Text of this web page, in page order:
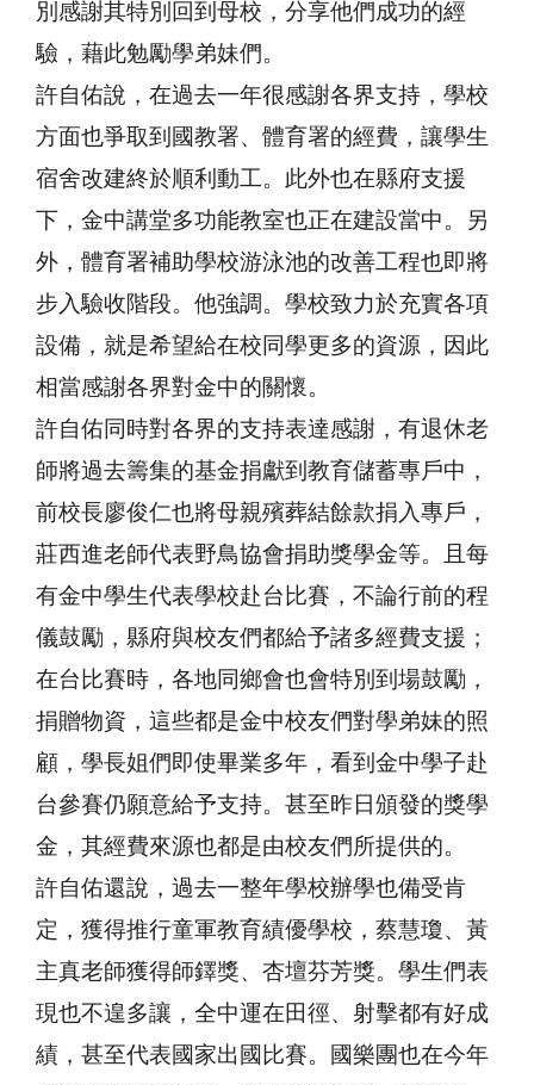
別感謝其特別回到母校，分享他們成功的經
驗，藉此勉勵學弟妹們。
許自佑說，在過去一年很感謝各界支持，學校
方面也爭取到國教署、體育署的經費，讓學生
宿舍改建終於順利動工。此外也在縣府支援
下，金中講堂多功能教室也正在建設當中。另
外，體育署補助學校游泳池的改善工程也即將
步入驗收階段。他強調。學校致力於充實各項
設備，就是希望給在校同學更多的資源，因此
相當感謝各界對金中的關懷。
許自佑同時對各界的支持表達感謝，有退休老
師將過去籌集的基金捐獻到教育儲蓄專戶中，
前校長廖俊仁也將母親殯葬結餘款捐入專戶，
莊西進老師代表野鳥協會捐助獎學金等。且每
有金中學生代表學校赴台比賽，不論行前的程
儀鼓勵，縣府與校友們都給予諸多經費支援；
在台比賽時，各地同鄉會也會特別到場鼓勵，
捐贈物資，這些都是金中校友們對學弟妹的照
顧，學長姐們即使畢業多年，看到金中學子赴
台參賽仍願意給予支持。甚至昨日頒發的獎學
金，其經費來源也都是由校友們所提供的。
許自佑還說，過去一整年學校辦學也備受肯
定，獲得推行童軍教育績優學校，蔡慧瓊、黃
主真老師獲得師鐸獎、杏壇芬芳獎。學生們表
現也不遑多讓，全中運在田徑、射擊都有好成
績，甚至代表國家出國比賽。國樂團也在今年